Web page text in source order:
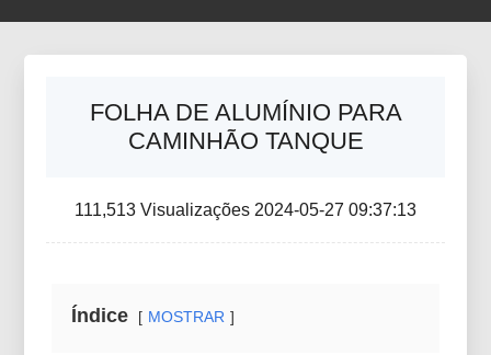
FOLHA DE ALUMÍNIO PARA
CAMINHÃO TANQUE
111,513 Visualizações 2024-05-27 09:37:13
Índice MOSTRAR